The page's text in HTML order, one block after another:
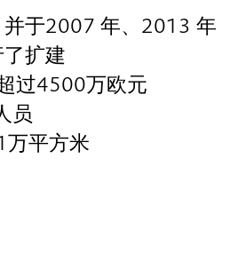
于2007 年、2013 年
扩建
过4500万欧元
员
万平方米